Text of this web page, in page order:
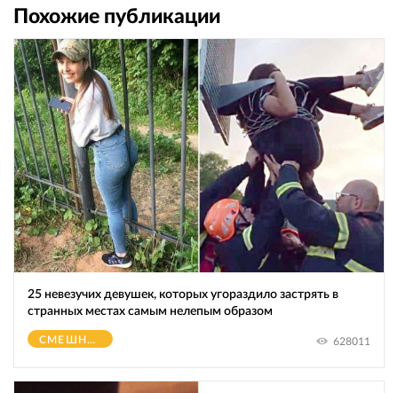
Похожие публикации
25 невезучих девушек, которых угораздило застрять в
странных местах самым нелепым образом
СМЕШНОЕ 628011